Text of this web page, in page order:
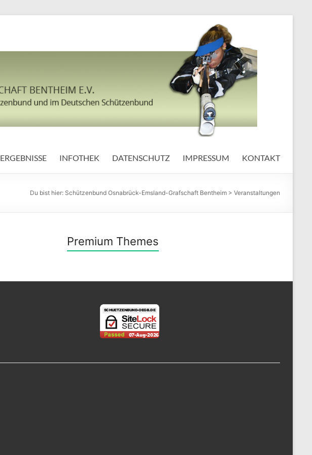
ERGEBNISSE INFOTHEK DATENSCHUTZ IMPRESSUM KONTAKT
Du bist hier: Schützenbund Osnabrück-Emsland-Grafschaft Bentheim > Veranstaltungen
Premium Themes